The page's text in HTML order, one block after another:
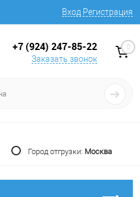
Вход Регистрация
+7 (924) 247-85-22
Заказать звонок
0
Город отгрузки: Москва